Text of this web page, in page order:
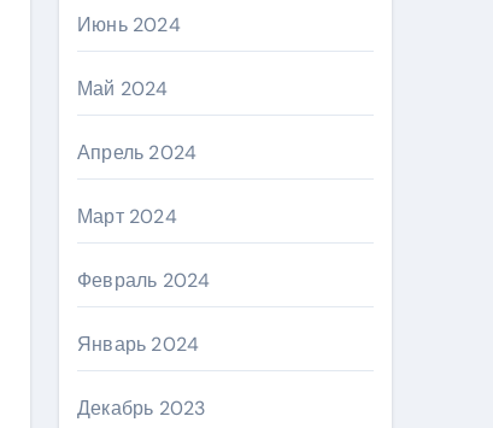
Июнь 2024
Май 2024
Апрель 2024
Март 2024
Февраль 2024
Январь 2024
Декабрь 2023